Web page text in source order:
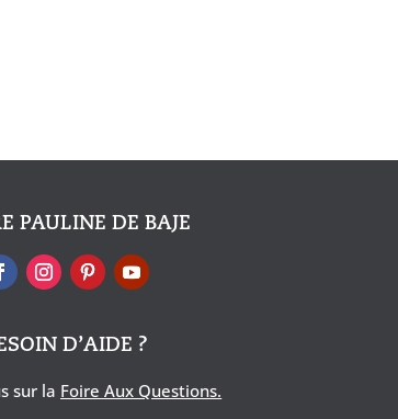
PAULINE DE BAJE
D’AIDE ?
sur la Foire Aux Questions.